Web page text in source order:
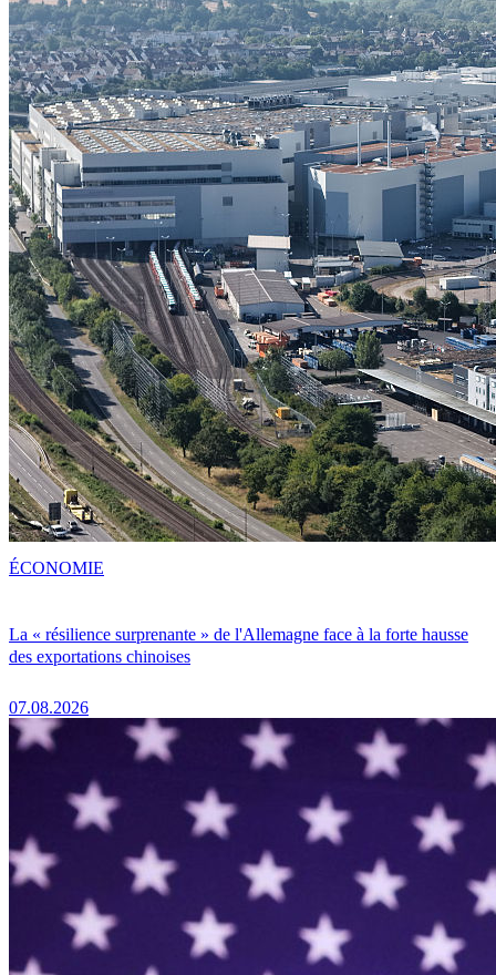
La « résilience surprenante » de l'Allemagne face à la forte hausse
des exportations chinoises
07.08.2026
ÉCONOMIE